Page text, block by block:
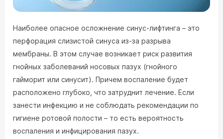
Наиболее опасное осложнение синус-лифтинга – это
перфорация слизистой синуса из-за разрыва
мембраны. В этом случае возникает риск развития
гнойных заболеваний носовых пазух (гнойного
гайморит или синусит). Причем воспаление будет
расположено глубоко, что затруднит лечение. Если
занести инфекцию и не соблюдать рекомендации по
гигиене ротовой полости – то есть вероятность
воспаления и инфицирования пазух.